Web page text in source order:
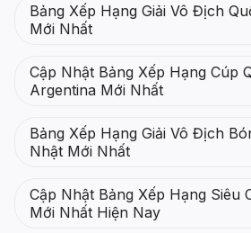
Bảng Xếp Hạng Giải Vô Địch
Mới Nhất
Cập Nhật Bảng Xếp Hạng Cúp
Argentina Mới Nhất
Bảng Xếp Hạng Giải Vô Địch
Nhật Mới Nhất
Cập Nhật Bảng Xếp Hạng Siêu
Mới Nhất Hiện Nay